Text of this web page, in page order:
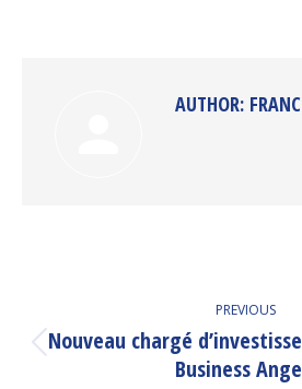
AUTHOR:
NAVIGATION
PREVIOUS
post:
Nouveau chargé
Business